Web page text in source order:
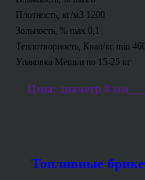
Плотность, кг/м3 1200
Зольность, % max 0,1
Теплотворность, Ккал/кг min
Упаковка Мешки по 15-25 кг
Цена: диаметр 8
Топливные